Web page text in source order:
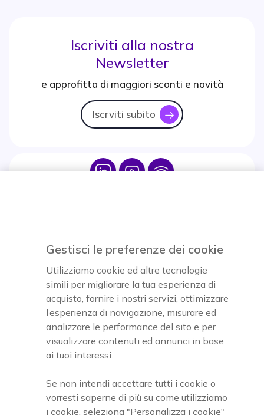
Iscriviti alla nostra
Newsletter
e approfitta di maggiori sconti e novità
Iscrviti subito icon
Icon IconIcon
Accettiamo
Onedirect, azienda del gruppo INCEPT
Gestisci le preferenze dei cookie
Utilizziamo cookie ed altre tecnologie
simili per migliorare la tua esperienza di
acquisto, fornire i nostri servizi, ottimizzare
l’esperienza di navigazione, misurare ed
analizzare le performance del sito e per
visualizzare contenuti ed annunci in base
ai tuoi interessi.
Se non intendi accettare tutti i cookie o
vorresti saperne di più su come utilizziamo
i cookie, seleziona "Personalizza i cookie"